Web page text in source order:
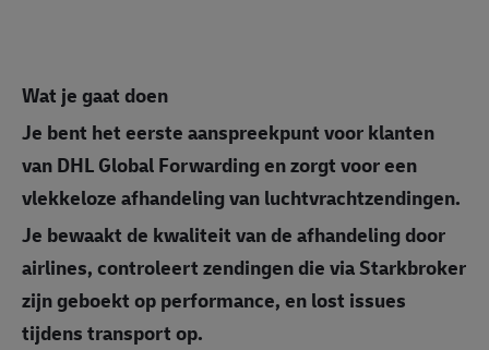
Wat je gaat doen
Je bent het eerste aanspreekpunt voor klanten
van DHL Global Forwarding en zorgt voor een
vlekkeloze afhandeling van luchtvrachtzendingen.
Je bewaakt de kwaliteit van de afhandeling door
airlines, controleert zendingen die via Starkbroker
zijn geboekt op performance, en lost issues
tijdens transport op.